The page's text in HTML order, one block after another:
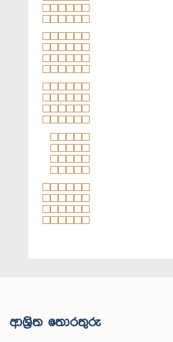
ආශ්‍රිත තොරතුරු